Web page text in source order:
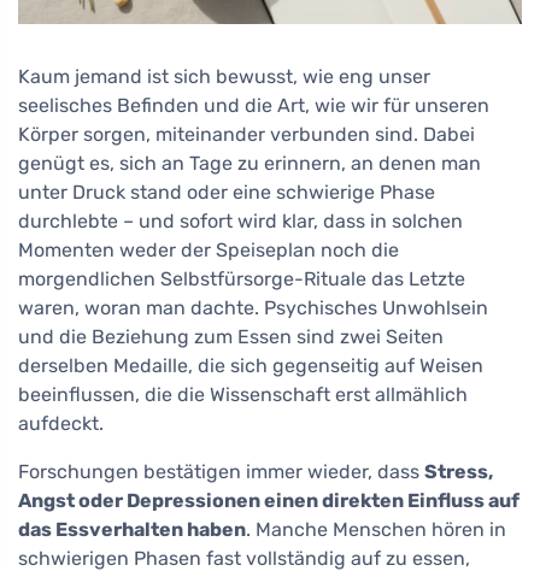
Kaum jemand ist sich bewusst, wie eng unser
seelisches Befinden und die Art, wie wir für unseren
Körper sorgen, miteinander verbunden sind. Dabei
genügt es, sich an Tage zu erinnern, an denen man
unter Druck stand oder eine schwierige Phase
durchlebte – und sofort wird klar, dass in solchen
Momenten weder der Speiseplan noch die
morgendlichen Selbstfürsorge-Rituale das Letzte
waren, woran man dachte. Psychisches Unwohlsein
und die Beziehung zum Essen sind zwei Seiten
derselben Medaille, die sich gegenseitig auf Weisen
beeinflussen, die die Wissenschaft erst allmählich
aufdeckt.
Forschungen bestätigen immer wieder, dass Stress,
Angst oder Depressionen einen direkten Einfluss auf
das Essverhalten haben. Manche Menschen hören in
schwierigen Phasen fast vollständig auf zu essen,